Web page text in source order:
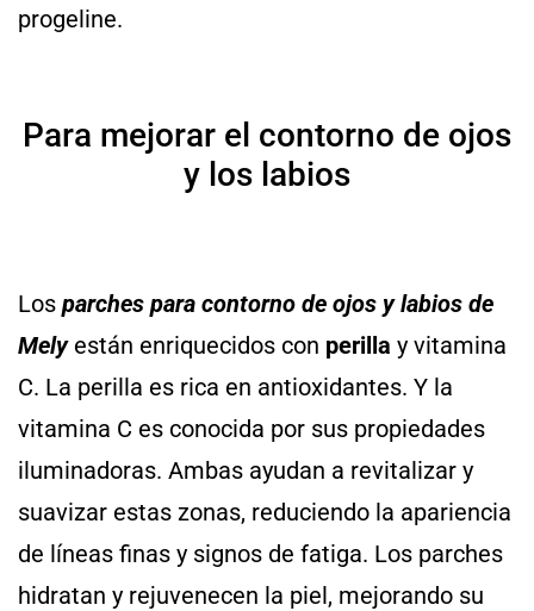
progeline.
Para mejorar el contorno de ojos
y los labios
Los parches para contorno de ojos y labios de
Melyestán enriquecidos con perilla y vitamina
C. La perilla es rica en antioxidantes. Y la
vitamina C es conocida por sus propiedades
iluminadoras. Ambas ayudan a revitalizar y
suavizar estas zonas, reduciendo la apariencia
de líneas finas y signos de fatiga. Los parches
hidratan y rejuvenecen la piel, mejorando su